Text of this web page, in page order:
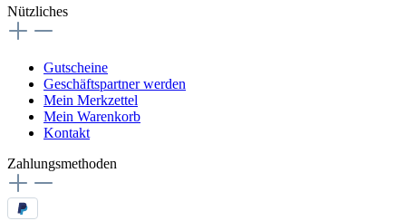
Nützliches
Gutscheine
Geschäftspartner werden
Mein Merkzettel
Mein Warenkorb
Kontakt
Zahlungsmethoden